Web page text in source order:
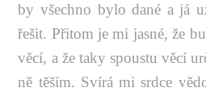
by všechno bylo dané a já
řešit. Přitom je mi jasné, že
věcí, a že taky spoustu věcí
ně těším. Svírá mi srdce